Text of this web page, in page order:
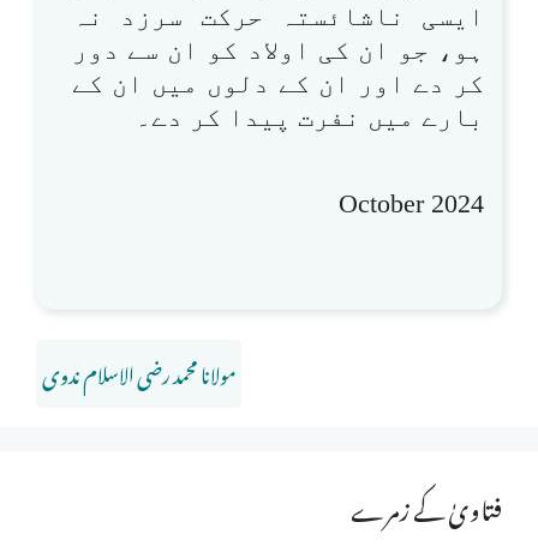
ایسی ناشائستہ حرکت سرزد نہ
ہو، جو ان کی اولاد کو ان سے دور
کر دے اور ان کے دلوں میں ان کے
بارے میں نفرت پیدا کر دے۔
October 2024
مولانا محمد رضی الاسلام ندوی
فتاویٰ کے زمرے